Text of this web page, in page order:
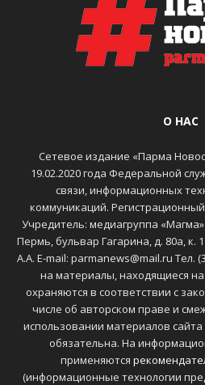
О НАС
Сетевое издание «Парма
19.02.2020 года Федеральной
связи, информационных
коммуникаций.
Учредитель: медиагруппа «Магма»
Пермь, бульвар Гагарина, д. 80а, к.
А.А. E-mail: parmanews@mail.ru Тел.
на материалы, находящиеся на
охраняются в соответствии с
числе об авторском праве и
использовании материалов сайта
обязательна. На
применяются
(информационные технологии